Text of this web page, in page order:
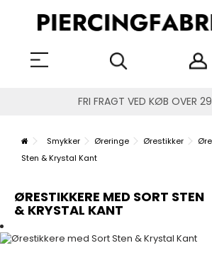
FRI FRAGT VED KØB OVER
Smykker Øreringe Ørestikker
Sten & Krystal Kant
ØRESTIKKERE MED SORT STEN
& KRYSTAL KANT